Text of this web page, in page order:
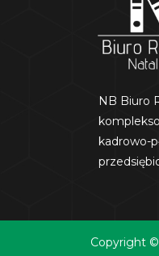
NB Biuro
kadrowo-
Copyright